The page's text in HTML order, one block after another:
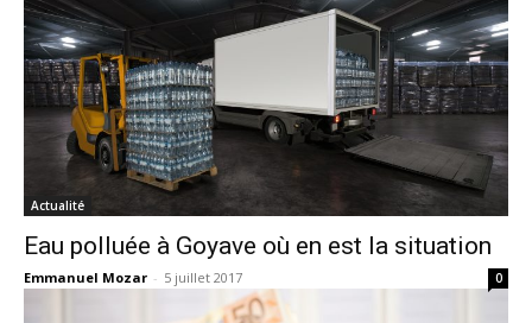
Actualité
Eau polluée à Goyave où en est la situation
Emmanuel Mozar - 5 juillet 2017 0